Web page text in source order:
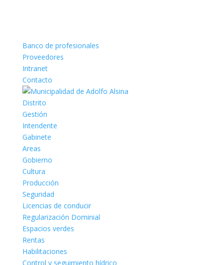
Banco de profesionales
Proveedores
Intranet
Contacto
Distrito
Gestión
Intendente
Gabinete
Areas
Gobierno
Cultura
Producción
Seguridad
Licencias de conducir
Regularización Dominial
Espacios verdes
Rentas
Habilitaciones
Control y seguimiento hídrico